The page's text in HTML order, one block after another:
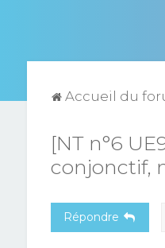
Accueil du
[NT n°6
conjonctif,
Répondre